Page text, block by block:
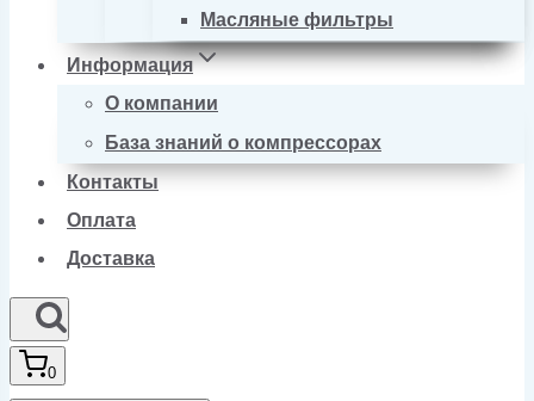
Масляные фильтры
Информация
О компании
База знаний о компрессорах
Контакты
Оплата
Доставка
0